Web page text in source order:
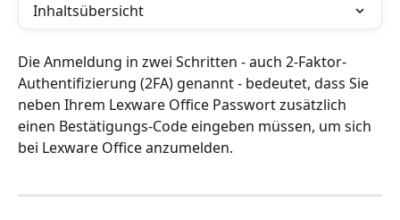
Inhaltsübersicht
Die Anmeldung in zwei Schritten - auch 2-Faktor-
Authentifizierung (2FA) genannt - bedeutet, dass Sie
neben Ihrem Lexware Office Passwort zusätzlich
einen Bestätigungs-Code eingeben müssen, um sich
bei Lexware Office anzumelden.